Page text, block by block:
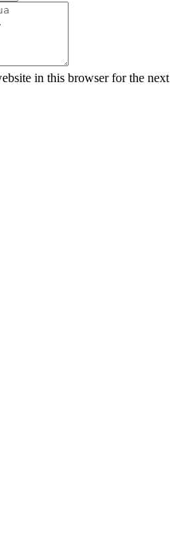
in this browser for the next